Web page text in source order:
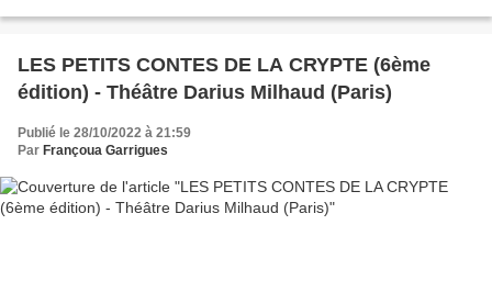
LES PETITS CONTES DE LA CRYPTE (6ème
édition) - Théâtre Darius Milhaud (Paris)
Publié le 28/10/2022 à 21:59
Par Françoua Garrigues